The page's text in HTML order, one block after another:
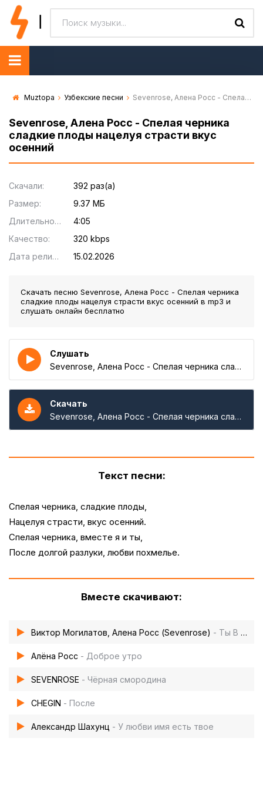
Muztopa Узбекские песни Sevenrose, Алена Росс - Спелая черника сладкие плоды нацелуя страсти вкус осенний
Sevenrose, Алена Росс - Спелая черника
сладкие плоды нацелуя страсти вкус
осенний
Скачали:
392 раз(а)
Размер:
9.37 МБ
Длительность:
4:05
Качество:
320 kbps
Дата релиза:
15.02.2026
Скачать песню Sevenrose, Алена Росс - Спелая черника
сладкие плоды нацелуя страсти вкус осенний в mp3 и
слушать онлайн бесплатно
Слушать
Sevenrose, Алена Росс - Спелая черника сладкие плоды нацелуя страсти вкус осенний
Скачать
Sevenrose, Алена Росс - Спелая черника сладкие плоды нацелуя страсти вкус осенний
Текст песни:
Спелая черника, сладкие плоды,
Нацелуя страсти, вкус осенний.
Спелая черника, вместе я и ты,
После долгой разлуки, любви похмелье.
Вместе скачивают:
Виктор Могилатов, Алена Росс (Sevenrose) - Ты В Моем Сердце
Алёна Росс - Доброе утро
SEVENROSE - Чёрная смородина
CHEGIN - После
Александр Шахунц - У любви имя есть твое